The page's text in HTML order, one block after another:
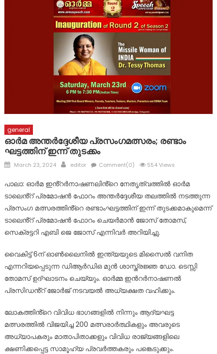
പ്രളയത്തിൽ നാശനഷ്ടങ്ങൾ നേരിട്ട വ്യാപാരികൾക്ക്
സാമ്പത്തിക സഹായ പാക്കേജ് സർക്കാർ തയ്യാറാക്കണം:
സി.പി. അബ്ദുലത്തീഫ്
കോട്ടയം ജില്ലയിലെ വിദ്യാഭ്യാസ സ്ഥാപനങ്ങൾക്ക് നാളെ
general
ഓർമ അന്തർദ്ദേശീയ പ്രസംഗമത്സരം; രണ്ടാം
ഘട്ടത്തിന് ഇന്ന് തുടക്കം
Posted
March 23, 2024 Author
editor Comment(0) 554 Views
പാലാ: ഓർമ ഇൻ്റർനാഷണലിൻ്റെ നേതൃത്വത്തിൽ ഓർമ
ടാലെൻ്റ് പ്രമോഷൻ ഫോറം അന്തർദ്ദേശീയ തലത്തിൽ നടത്തുന്ന
പ്രസംഗ മത്സരത്തിൻ്റെ രണ്ടാംഘട്ടത്തിന് ഇന്ന് തുടക്കമാകുമെന്ന്
ടാലെൻ്റ് പ്രമോഷൻ ഫോറം ചെയർമാൻ ജോസ് തോമസ്,
സെക്രട്ടറി എബി ജെ ജോസ് എന്നിവർ അറിയിച്ചു.
വൈകിട്ട് 6ന് ഓൺലൈനിൽ ഇന്ത്യയുടെ മിസൈൽ വനിത
എന്നറിയപ്പെടുന്ന ഡിആർഡിഒ മുൻ ശാസ്ത്രജ്ഞ ഡോ. ടെസ്സി
തോമസ് ഉദ്ഘാടനം ചെയ്യും. ഓർമ്മ ഇൻറർനാഷണൽ
പ്രസിഡൻ്റ് ജോർജ് നടവയൽ അധ്യക്ഷത വഹിക്കും.
ലോകത്തിൻ്റെ വിവിധ ഭാഗങ്ങളിൽ നിന്നും ആദ്യഘട്ട
മത്സരത്തിൽ വിജയിച്ച 200 മത്സരാർത്ഥികളും അവരുടെ
അധ്യാപകരും മാതാപിതാക്കളും വിവിധ രാജ്യങ്ങളിലെ
ക്ഷണിക്കപ്പെട്ട സാമൂഹ്യ പ്രവർത്തകരും പങ്കെടുക്കും.